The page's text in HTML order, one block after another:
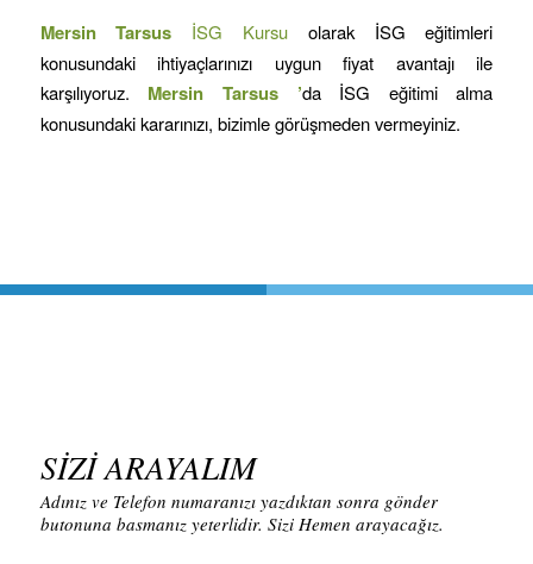
MersinTarsus İSG Kursu olarak İSG eğitimleri
konusundaki ihtiyaçlarınızı uygun fiyat avantajı ile
karşılıyoruz. Mersin Tarsus ’da İSG eğitimi alma
konusundaki kararınızı, bizimle görüşmeden vermeyiniz.
SİZİ ARAYALIM
Adınız ve Telefon numaranızı yazdıktan sonra gönder
butonuna basmanız yeterlidir. Sizi Hemen arayacağız.